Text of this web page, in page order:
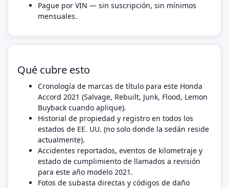
Pague por VIN — sin suscripción, sin mínimos
mensuales.
Qué cubre esto
Cronología de marcas de título para este Honda
Accord 2021 (Salvage, Rebuilt, Junk, Flood, Lemon
Buyback cuando aplique).
Historial de propiedad y registro en todos los
estados de EE. UU. (no solo donde la sedán reside
actualmente).
Accidentes reportados, eventos de kilometraje y
estado de cumplimiento de llamados a revisión
para este año modelo 2021.
Fotos de subasta directas y códigos de daño